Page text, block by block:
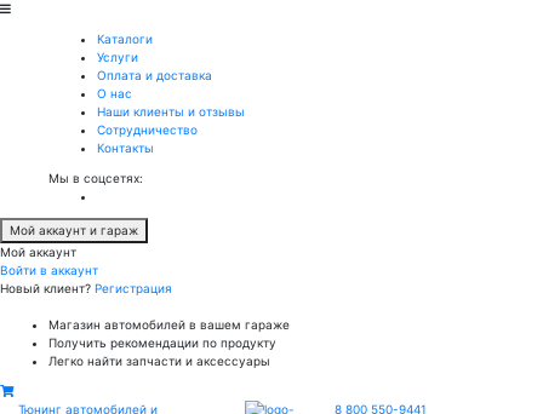
Каталоги
Услуги
Оплата и доставка
О нас
Наши клиенты и отзывы
Сотрудничество
Контакты
Мы в соцсетях:
Мой аккаунт и гараж
Мой аккаунт
Войти в аккаунт
Новый клиент? Регистрация
Магазин автомобилей в вашем гараже
Получить рекомендации по продукту
Легко найти запчасти и аксессуары
Тюнинг автомобилей и
8 800 550-9441